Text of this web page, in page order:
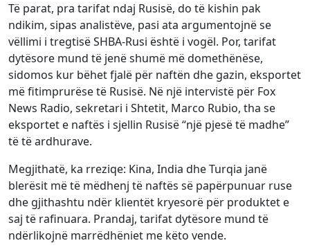
Të parat, pra tarifat ndaj Rusisë, do të kishin pak
ndikim, sipas analistëve, pasi ata argumentojnë se
vëllimi i tregtisë SHBA-Rusi është i vogël. Por, tarifat
dytësore mund të jenë shumë më domethënëse,
sidomos kur bëhet fjalë për naftën dhe gazin, eksportet
më fitimprurëse të Rusisë. Në një intervistë për Fox
News Radio, sekretari i Shtetit, Marco Rubio, tha se
eksportet e naftës i sjellin Rusisë “një pjesë të madhe”
të të ardhurave.
Megjithatë, ka rreziqe: Kina, India dhe Turqia janë
blerësit më të mëdhenj të naftës së papërpunuar ruse
dhe gjithashtu ndër klientët kryesorë për produktet e
saj të rafinuara. Prandaj, tarifat dytësore mund të
ndërlikojnë marrëdhëniet me këto vende.